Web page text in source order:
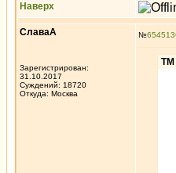
Наверх
СлаваА
Зарегистрирован:
31.10.2017
Суждений: 18720
Откуда: Москва
№654513
ТМ